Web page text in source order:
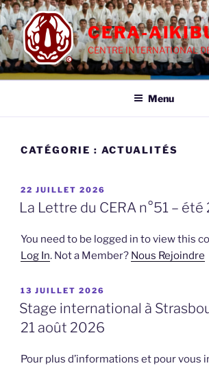
Aller
au
contenu
principal
CERA-
CENTRE INTERNATIONAL
Menu
CATÉGORIE : ACTUALITÉS
PUBLIÉ
LE
22 JUILLET 2026
La Lettre du CERA n°51 –
You need to be logged in to view this
Log In. Not a Member? Nous Rejoindre
PUBLIÉ
LE
13 JUILLET 2026
Stage international à
21 août 2026
Pour plus d’informations et pour vous